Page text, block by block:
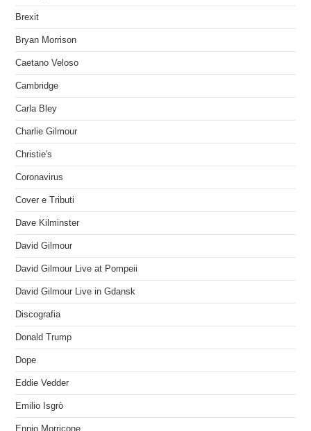
Brexit
Bryan Morrison
Caetano Veloso
Cambridge
Carla Bley
Charlie Gilmour
Christie's
Coronavirus
Cover e Tributi
Dave Kilminster
David Gilmour
David Gilmour Live at Pompeii
David Gilmour Live in Gdansk
Discografia
Donald Trump
Dope
Eddie Vedder
Emilio Isgrò
Ennio Morricone